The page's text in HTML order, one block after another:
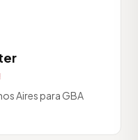
Aires para GBA